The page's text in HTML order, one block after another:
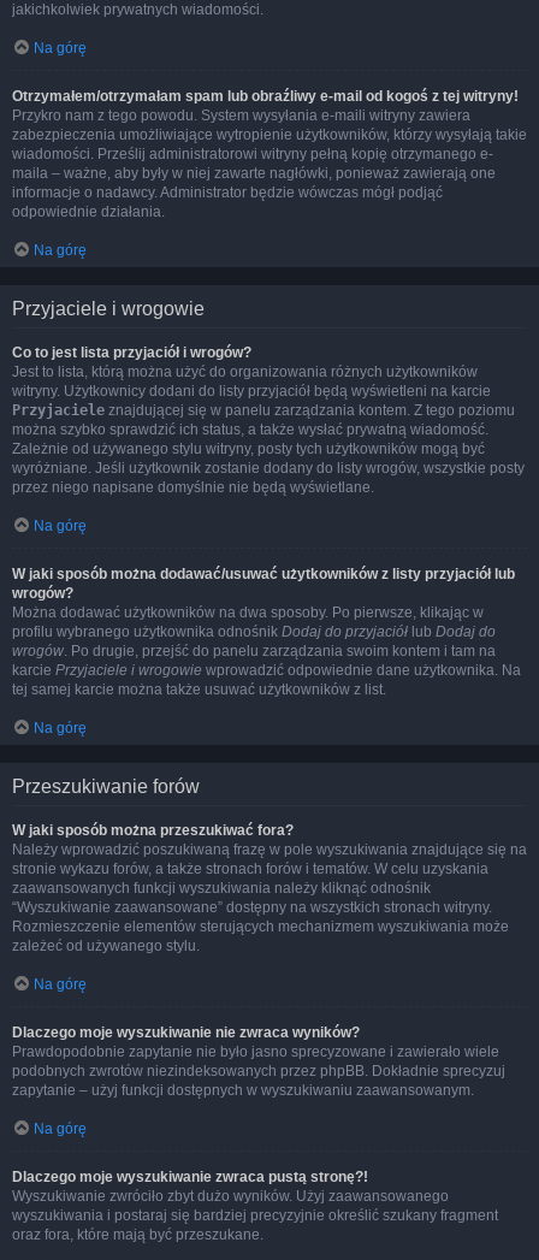
jakichkolwiek prywatnych wiadomości.
Na górę
Otrzymałem/otrzymałam spam lub obraźliwy e-mail od kogoś z tej witryny!
Przykro nam z tego powodu. System wysyłania e-maili witryny zawiera
zabezpieczenia umożliwiające wytropienie użytkowników, którzy wysyłają takie
wiadomości. Prześlij administratorowi witryny pełną kopię otrzymanego e-
maila – ważne, aby były w niej zawarte nagłówki, ponieważ zawierają one
informacje o nadawcy. Administrator będzie wówczas mógł podjąć
odpowiednie działania.
Na górę
Przyjaciele i wrogowie
Co to jest lista przyjaciół i wrogów?
Jest to lista, którą można użyć do organizowania różnych użytkowników
witryny. Użytkownicy dodani do listy przyjaciół będą wyświetleni na karcie
Przyjaciele znajdującej się w panelu zarządzania kontem. Z tego poziomu
można szybko sprawdzić ich status, a także wysłać prywatną wiadomość.
Zależnie od używanego stylu witryny, posty tych użytkowników mogą być
wyróżniane. Jeśli użytkownik zostanie dodany do listy wrogów, wszystkie posty
przez niego napisane domyślnie nie będą wyświetlane.
Na górę
W jaki sposób można dodawać/usuwać użytkowników z listy przyjaciół lub
wrogów?
Można dodawać użytkowników na dwa sposoby. Po pierwsze, klikając w
profilu wybranego użytkownika odnośnik Dodaj do przyjaciół lub Dodaj do
wrogów. Po drugie, przejść do panelu zarządzania swoim kontem i tam na
karcie Przyjaciele i wrogowie wprowadzić odpowiednie dane użytkownika. Na
tej samej karcie można także usuwać użytkowników z list.
Na górę
Przeszukiwanie forów
W jaki sposób można przeszukiwać fora?
Należy wprowadzić poszukiwaną frazę w pole wyszukiwania znajdujące się na
stronie wykazu forów, a także stronach forów i tematów. W celu uzyskania
zaawansowanych funkcji wyszukiwania należy kliknąć odnośnik
“Wyszukiwanie zaawansowane” dostępny na wszystkich stronach witryny.
Rozmieszczenie elementów sterujących mechanizmem wyszukiwania może
zależeć od używanego stylu.
Na górę
Dlaczego moje wyszukiwanie nie zwraca wyników?
Prawdopodobnie zapytanie nie było jasno sprecyzowane i zawierało wiele
podobnych zwrotów niezindeksowanych przez phpBB. Dokładnie sprecyzuj
zapytanie – użyj funkcji dostępnych w wyszukiwaniu zaawansowanym.
Na górę
Dlaczego moje wyszukiwanie zwraca pustą stronę?!
Wyszukiwanie zwróciło zbyt dużo wyników. Użyj zaawansowanego
wyszukiwania i postaraj się bardziej precyzyjnie określić szukany fragment
oraz fora, które mają być przeszukane.